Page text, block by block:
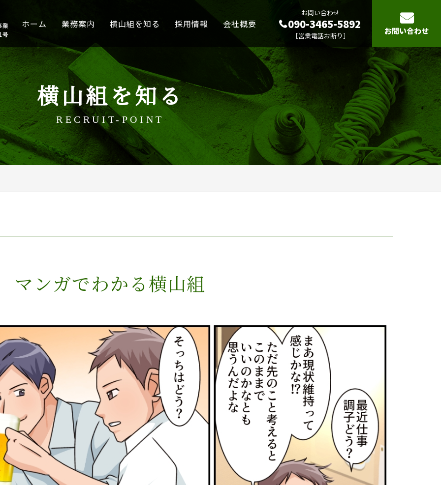
ホーム 業務案内 横山組を知る 採用情報 会社概要
お問い合わせ
090-3465-5892
［営業電話お断り］ お問い合わせ
横山組を知る
RECRUIT-POINT
マンガでわかる横山組